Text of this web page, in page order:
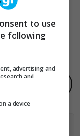
στην πόλη!
πηγή στην Google
to use
following
advertising and
and
a device